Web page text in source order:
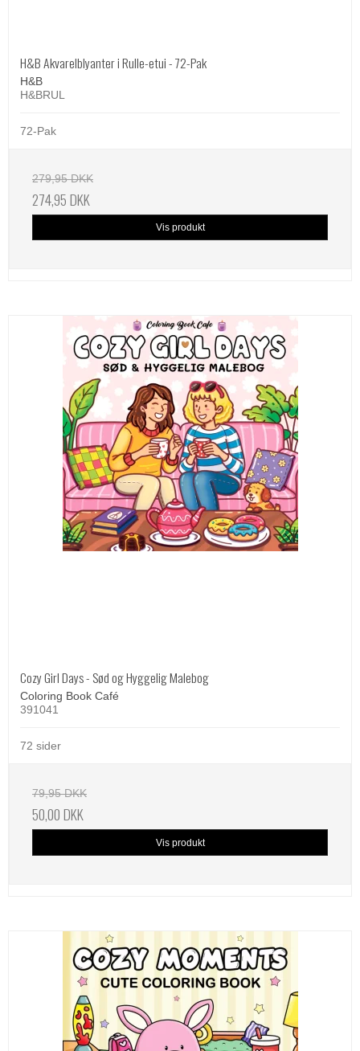
H&B Akvarelblyanter i Rulle-etui - 72-Pak
H&B
H&BRUL
72-Pak
279,95 DKK
274,95 DKK
Vis produkt
Cozy Girl Days - Sød og Hyggelig Malebog
Coloring Book Café
391041
72 sider
79,95 DKK
50,00 DKK
Vis produkt